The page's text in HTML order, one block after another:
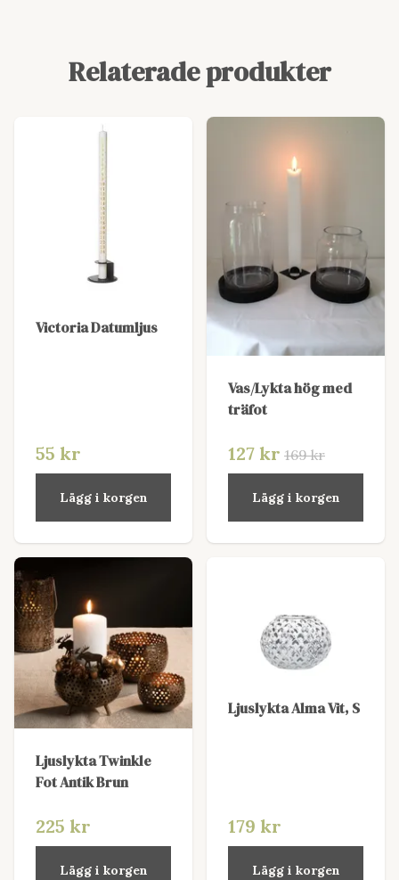
Relaterade produkter
Victoria Datumljus
55 kr
Lägg i korgen
Vas/Lykta hög med
träfot
127 kr 169 kr
Lägg i korgen
Ljuslykta Twinkle
Fot Antik Brun
225 kr
Lägg i korgen
Ljuslykta Alma Vit, S
179 kr
Lägg i korgen